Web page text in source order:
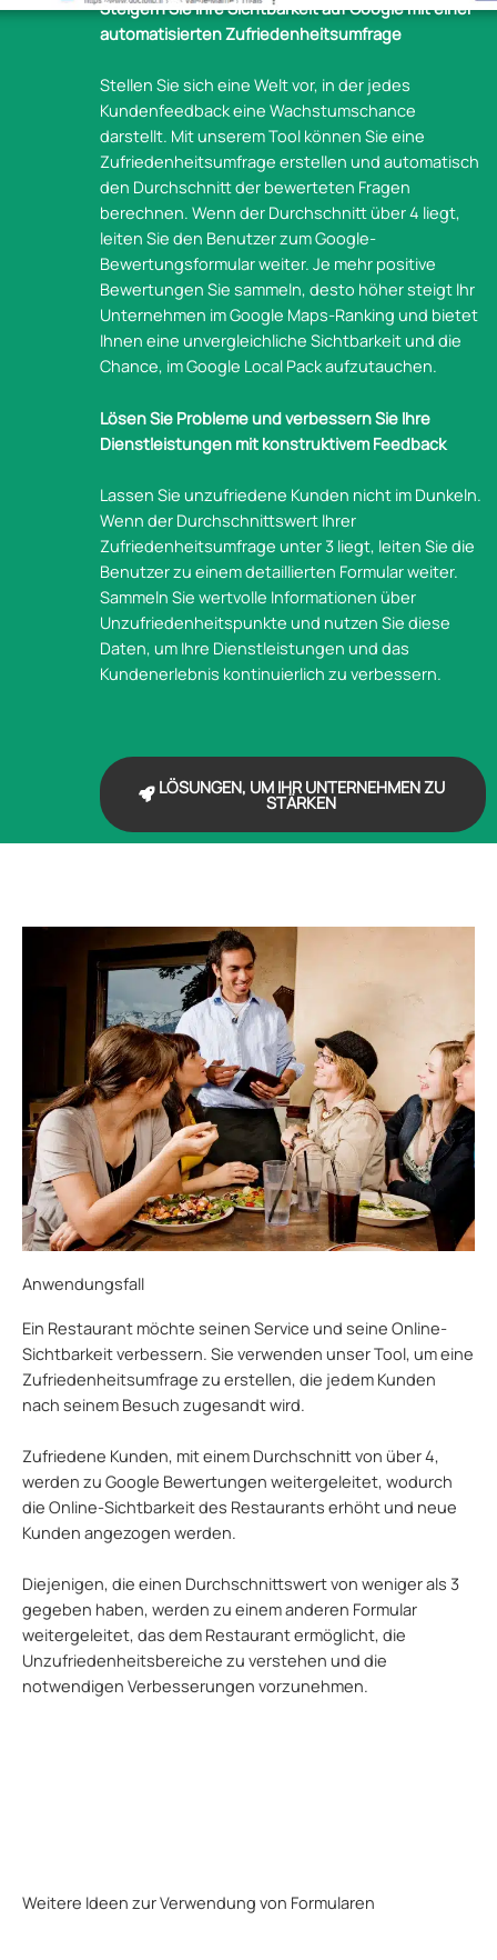
Steigern Sie Ihre Sichtbarkeit auf Google mit einer
automatisierten Zufriedenheitsumfrage
Stellen Sie sich eine Welt vor, in der jedes
Kundenfeedback eine Wachstumschance
darstellt. Mit unserem Tool können Sie eine
Zufriedenheitsumfrage erstellen und automatisch
den Durchschnitt der bewerteten Fragen
berechnen. Wenn der Durchschnitt über 4 liegt,
leiten Sie den Benutzer zum Google-
Bewertungsformular weiter. Je mehr positive
Bewertungen Sie sammeln, desto höher steigt Ihr
Unternehmen im Google Maps-Ranking und bietet
Ihnen eine unvergleichliche Sichtbarkeit und die
Chance, im Google Local Pack aufzutauchen.
Lösen Sie Probleme und verbessern Sie Ihre
Dienstleistungen mit konstruktivem Feedback
Lassen Sie unzufriedene Kunden nicht im Dunkeln.
Wenn der Durchschnittswert Ihrer
Zufriedenheitsumfrage unter 3 liegt, leiten Sie die
Benutzer zu einem detaillierten Formular weiter.
Sammeln Sie wertvolle Informationen über
Unzufriedenheitspunkte und nutzen Sie diese
Daten, um Ihre Dienstleistungen und das
Kundenerlebnis kontinuierlich zu verbessern.
LÖSUNGEN, UM IHR UNTERNEHMEN ZU
STÄRKEN
Anwendungsfall
Ein Restaurant möchte seinen Service und seine Online-
Sichtbarkeit verbessern. Sie verwenden unser Tool, um eine
Zufriedenheitsumfrage zu erstellen, die jedem Kunden
nach seinem Besuch zugesandt wird.
Zufriedene Kunden, mit einem Durchschnitt von über 4,
werden zu Google Bewertungen weitergeleitet, wodurch
die Online-Sichtbarkeit des Restaurants erhöht und neue
Kunden angezogen werden.
Diejenigen, die einen Durchschnittswert von weniger als 3
gegeben haben, werden zu einem anderen Formular
weitergeleitet, das dem Restaurant ermöglicht, die
Unzufriedenheitsbereiche zu verstehen und die
notwendigen Verbesserungen vorzunehmen.
Weitere Ideen zur Verwendung von Formularen